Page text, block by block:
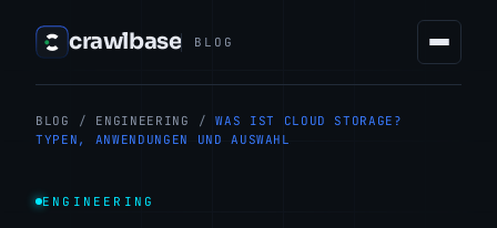
crawlbase BLOG
BLOG / ENGINEERING /
WAS IST CLOUD STORAGE?
TYPEN, ANWENDUNGEN UND AUSWAHL
ENGINEERING